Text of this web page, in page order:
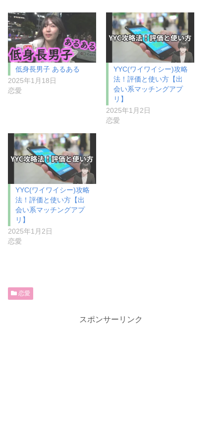
低身長男子 あるある
2025年1月18日
恋愛
YYC(ワイワイシー)攻略
法！評価と使い方【出
会い系マッチングアプ
リ】
2025年1月2日
恋愛
YYC(ワイワイシー)攻略
法！評価と使い方【出
会い系マッチングアプ
リ】
2025年1月2日
恋愛
恋愛
スポンサーリンク